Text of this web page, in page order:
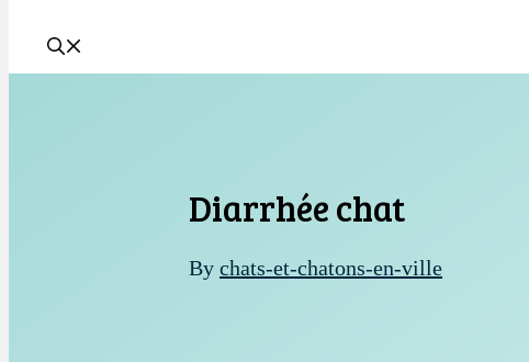
Diarrhée chat
By chats-et-chatons-en-ville